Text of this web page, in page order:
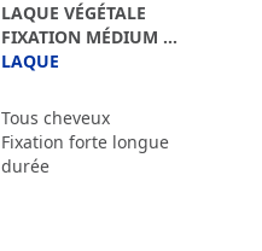
LAQUE VÉGÉTALE
FIXATION MÉDIUM À
FORTE
LAQUE
Tous cheveux
Fixation forte longue
durée